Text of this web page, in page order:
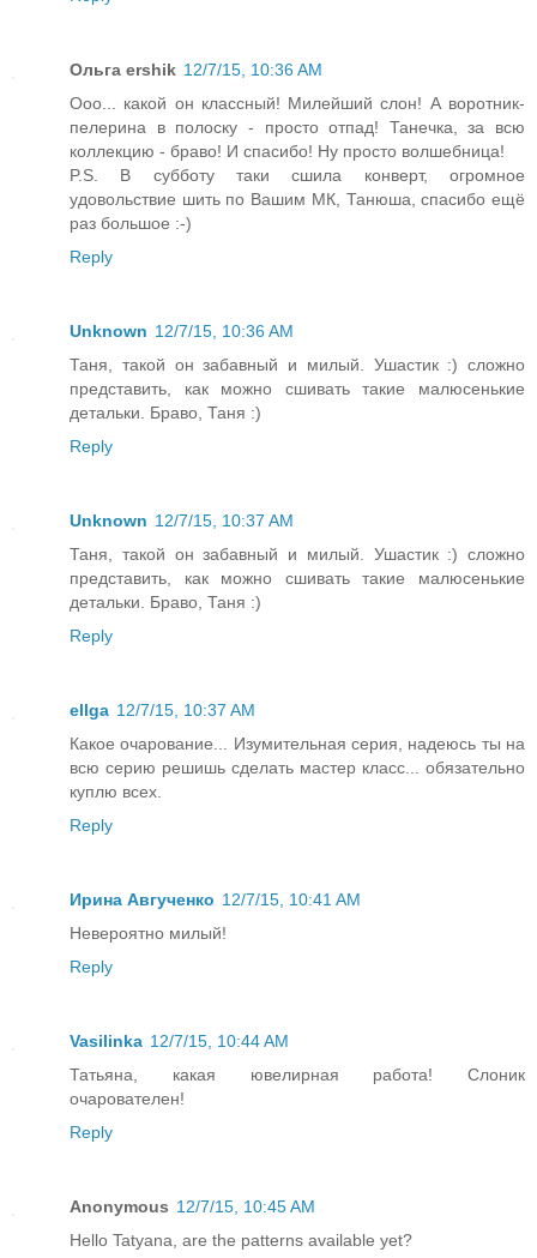
Ольга ershik 12/7/15, 10:36 AM
Ооо... какой он классный! Милейший слон! А воротник-
пелерина в полоску - просто отпад! Танечка, за всю
коллекцию - браво! И спасибо! Ну просто волшебница!
P.S. В субботу таки сшила конверт, огромное
удовольствие шить по Вашим МК, Танюша, спасибо ещё
раз большое :-)
Reply
Unknown 12/7/15, 10:36 AM
Таня, такой он забавный и милый. Ушастик :) сложно
представить, как можно сшивать такие малюсенькие
детальки. Браво, Таня :)
Reply
Unknown 12/7/15, 10:37 AM
Таня, такой он забавный и милый. Ушастик :) сложно
представить, как можно сшивать такие малюсенькие
детальки. Браво, Таня :)
Reply
ellga 12/7/15, 10:37 AM
Какое очарование... Изумительная серия, надеюсь ты на
всю серию решишь сделать мастер класс... обязательно
куплю всех.
Reply
Ирина Авгученко 12/7/15, 10:41 AM
Невероятно милый!
Reply
Vasilinka 12/7/15, 10:44 AM
Татьяна, какая ювелирная работа! Слоник
очарователен!
Reply
Anonymous 12/7/15, 10:45 AM
Hello Tatyana, are the patterns available yet?